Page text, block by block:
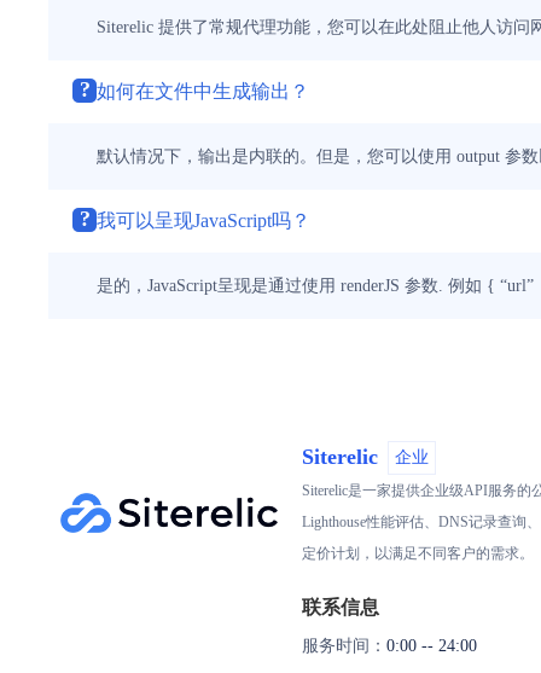
Siterelic 提供了常规代理功能，您可以在此处阻止他人访问
? 如何在文件中生成输出？
默认情况下，输出是内联的。但是，您可以使用 output 参
? 我可以呈现JavaScript吗？
是的，JavaScript呈现是通过使用 renderJS 参数. 例如 { “url”
Siterelic 企业
Siterelic是一家提供企业级API服务
Lighthouse性能评估、DNS记录查询
定价计划，以满足不同客户的需求。
联系信息
服务时间： 0:00 -- 24:00